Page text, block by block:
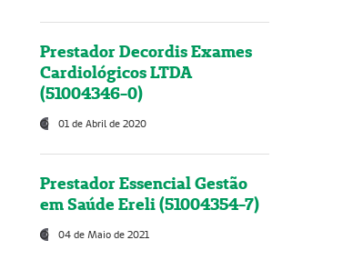
Prestador Decordis Exames
Cardiológicos LTDA
(51004346-0)
01 de Abril de 2020
Prestador Essencial Gestão
em Saúde Ereli (51004354-7)
04 de Maio de 2021